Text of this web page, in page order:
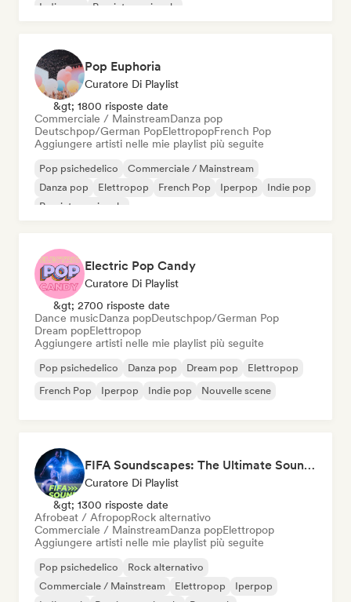
Indie pop
Pop internazionale
Pop Euphoria
Curatore Di Playlist
&gt; 1800 risposte date
Commerciale / MainstreamDanza pop
Deutschpop/German PopElettropopFrench Pop
Aggiungere artisti nelle mie playlist più seguite
Pop psichedelico
Commerciale / Mainstream
Danza pop
Elettropop French Pop Iperpop
Indie pop
Pop internazionale
Electric Pop Candy
Curatore Di Playlist
&gt; 2700 risposte date
Dance musicDanza popDeutschpop/German Pop
Dream popElettropop
Aggiungere artisti nelle mie playlist più seguite
Pop psichedelico Danza pop Dream pop
Elettropop
French Pop
Iperpop Indie pop Nouvelle scene
FIFA Soundscapes: The Ultimate Soundtrack ⚽️ Festival Indie, Electropop & Dance Anthems
Curatore Di Playlist
&gt; 1300 risposte date
Afrobeat / AfropopRock alternativo
Commerciale / MainstreamDanza popElettropop
Aggiungere artisti nelle mie playlist più seguite
Pop psichedelico
Rock alternativo
Commerciale / Mainstream
Elettropop
Iperpop